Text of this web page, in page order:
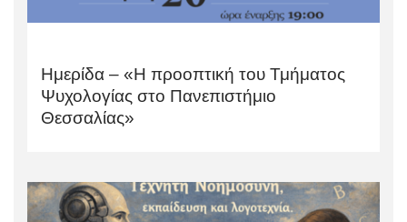
Ημερίδα – «Η προοπτική του Τμήματος
Ψυχολογίας στο Πανεπιστήμιο
Θεσσαλίας»